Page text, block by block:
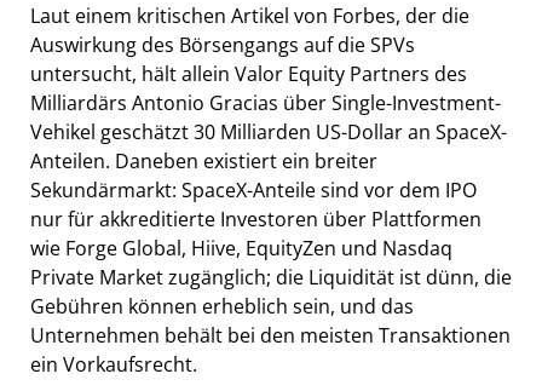
Laut einem kritischen Artikel von Forbes, der die
Auswirkung des Börsengangs auf die SPVs
untersucht, hält allein Valor Equity Partners des
Milliardärs Antonio Gracias über Single-Investment-
Vehikel geschätzt 30 Milliarden US-Dollar an SpaceX-
Anteilen. Daneben existiert ein breiter
Sekundärmarkt: SpaceX-Anteile sind vor dem IPO
nur für akkreditierte Investoren über Plattformen
wie Forge Global, Hiive, EquityZen und Nasdaq
Private Market zugänglich; die Liquidität ist dünn, die
Gebühren können erheblich sein, und das
Unternehmen behält bei den meisten Transaktionen
ein Vorkaufsrecht.